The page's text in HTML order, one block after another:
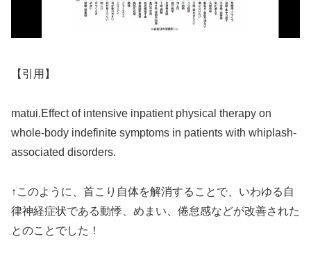
【引用】
matui.Effect of intensive inpatient physical therapy on
whole-body indefinite symptoms in patients with whiplash-
associated disorders.
↑このように、首こり自体を解消することで、いわゆる自
律神経症状である動悸、めまい、倦怠感などが改善された
とのことでした！